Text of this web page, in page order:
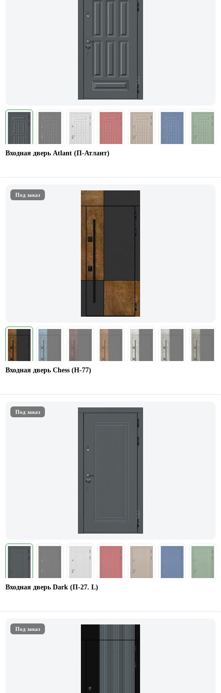
Входная дверь Atlant (П-Атлант)
Под заказ
Входная дверь Chess (Н-77)
Под заказ
Входная дверь Dark (П-27. L)
Под заказ